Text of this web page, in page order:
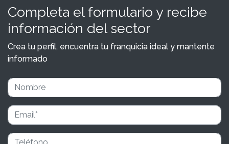
Completa el formulario y recibe
información del sector
Crea tu perfil, encuentra tu franquicia ideal y mantente
informado